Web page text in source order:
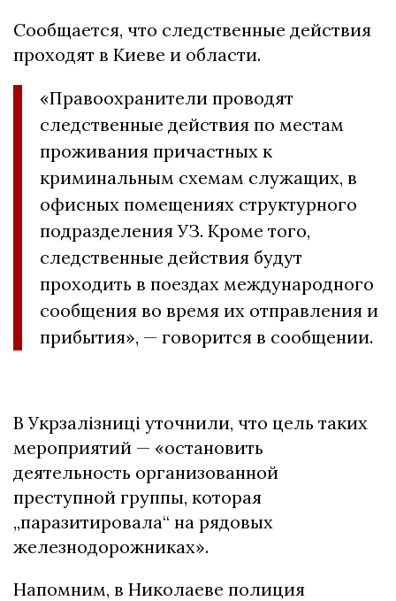
Сообщается, что следственные действия
проходят в Киеве и области.
«Правоохранители проводят
следственные действия по местам
проживания причастных к
криминальным схемам служащих, в
офисных помещениях структурного
подразделения УЗ. Кроме того,
следственные действия будут
проходить в поездах международного
сообщения во время их отправления и
прибытия», — говорится в сообщении.
В Укрзалізниці уточнили, что цель таких
мероприятий — «остановить
деятельность организованной
преступной группы, которая
„паразитировала“ на рядовых
железнодорожниках».
Напомним, в Николаеве полиция